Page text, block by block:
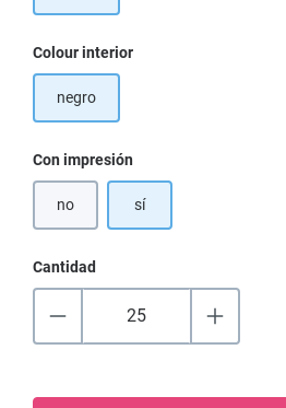
Seleccione
Colour interior
negro
Seleccione
Con impresión
no sí
Cantidad